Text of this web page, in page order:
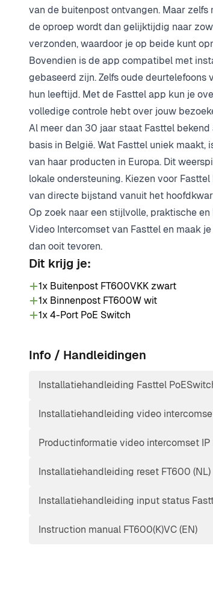
van de buitenpost ontvangen. Maar
de oproep wordt dan gelijktijdig naar
verzonden, waardoor je op beide kunt
Bovendien is de app compatibel met
gebaseerd zijn. Zelfs oude
hun leeftijd. Met de Fasttel app kun je
volledige controle hebt over jouw
Al meer dan 30 jaar staat Fasttel
basis in België. Wat Fasttel uniek
van haar producten in Europa. Dit
lokale ondersteuning. Kiezen voor
van directe bijstand vanuit het
Op zoek naar een stijlvolle, praktische
Video Intercomset van Fasttel en maak
dan ooit tevoren.
Dit krijg je:
1x Buitenpost FT600VKK zwart
1x Binnenpost FT600W wit
1x 4-Port PoE Switch
Info / Handleidingen
Installatiehandleiding Fasttel
Installatiehandleiding video
Productinformatie video intercomset IP
Installatiehandleiding reset FT600 (NL)
Installatiehandleiding input status
Instruction manual FT600(K)VC (EN)